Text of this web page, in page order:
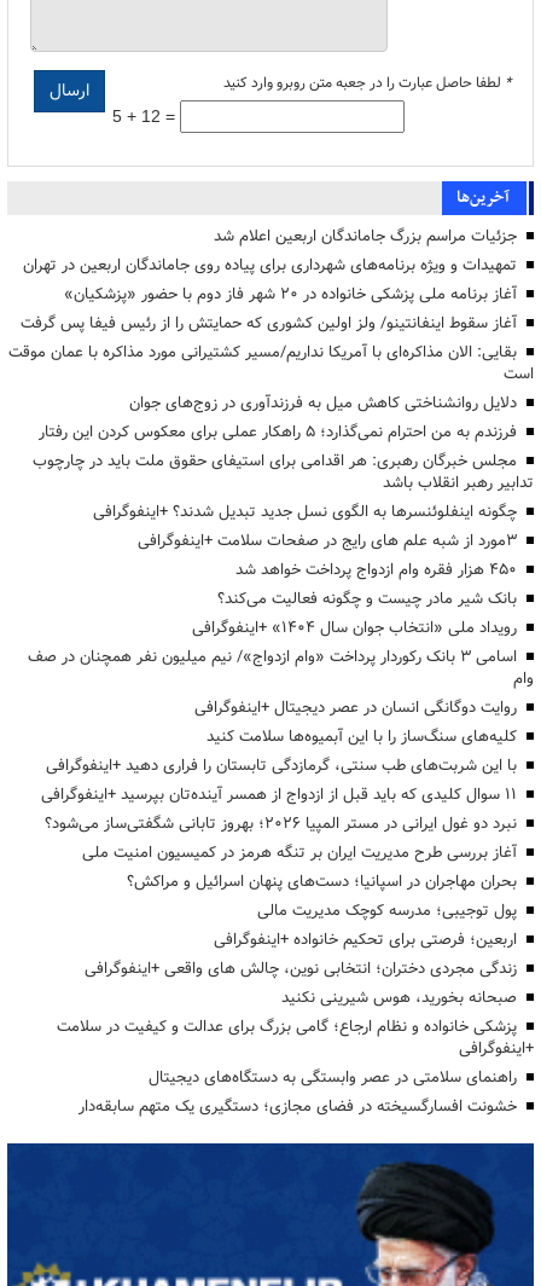
* لطفا حاصل عبارت را در جعبه متن روبرو وارد کنید
5 + 12 =
آخرین‌ها
جزئیات مراسم بزرگ جاماندگان اربعین اعلام شد
تمهیدات و ویژه برنامه‌های شهرداری برای پیاده روی جاماندگان اربعین در تهران
آغاز برنامه ملی پزشکی خانواده در ۲۰ شهر فاز دوم با حضور «پزشکیان»
آغاز سقوط اینفانتینو/ ولز اولین کشوری که حمایتش را از رئیس فیفا پس گرفت
بقایی: الان مذاکره‌ای با آمریکا نداریم/مسیر کشتیرانی مورد مذاکره با عمان موقت
است
دلایل روانشناختی کاهش میل به فرزندآوری در زوج‌های جوان
فرزندم به من احترام نمی‌گذارد؛ ۵ راهکار عملی برای معکوس کردن این رفتار
مجلس خبرگان رهبری: هر اقدامی برای استیفای حقوق ملت باید در چارچوب
تدابیر رهبر انقلاب باشد
چگونه اینفلوئنسرها به الگوی نسل جدید تبدیل شدند؟ +اینفوگرافی
3مورد از شبه علم های رایج در صفحات سلامت +اینفوگرافی
۴۵۰ هزار فقره وام ازدواج پرداخت خواهد شد
بانک شیر مادر چیست و چگونه فعالیت می‌کند؟
رویداد ملی «انتخاب جوان سال ۱۴۰۴» +اینفوگرافی
اسامی ۳ بانک رکوردار پرداخت «وام ازدواج»/ نیم میلیون نفر همچنان در صف
وام
روایت دوگانگی انسان در عصر دیجیتال +اینفوگرافی
کلیه‌های سنگ‌ساز را با این آبمیوه‌ها سلامت کنید
با این شربت‌های طب سنتی، گرمازدگی تابستان را فراری دهید +اینفوگرافی
۱۱ سوال کلیدی که باید قبل از ازدواج از همسر آینده‌تان بپرسید +اینفوگرافی
نبرد دو غول ایرانی در مستر المپیا ۲۰۲۶؛ بهروز تابانی شگفتی‌ساز می‌شود؟
آغاز بررسی طرح مدیریت ایران بر تنگه هرمز در کمیسیون امنیت ملی
بحران مهاجران در اسپانیا؛ دست‌های پنهان اسرائیل و مراکش؟
پول توجیبی؛ مدرسه کوچک مدیریت مالی
اربعین؛ فرصتی برای تحکیم خانواده +اینفوگرافی
زندگی مجردی دختران؛ انتخابی نوین، چالش های واقعی +اینفوگرافی
صبحانه بخورید، هوس شیرینی نکنید
پزشکی خانواده و نظام ارجاع؛ گامی بزرگ برای عدالت و کیفیت در سلامت
+اینفوگرافی
راهنمای سلامتی در عصر وابستگی به دستگاه‌های دیجیتال
خشونت افسارگسیخته در فضای مجازی؛ دستگیری یک متهم سابقه‌دار